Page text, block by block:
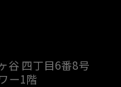
谷 四丁目6番8号
ー1階